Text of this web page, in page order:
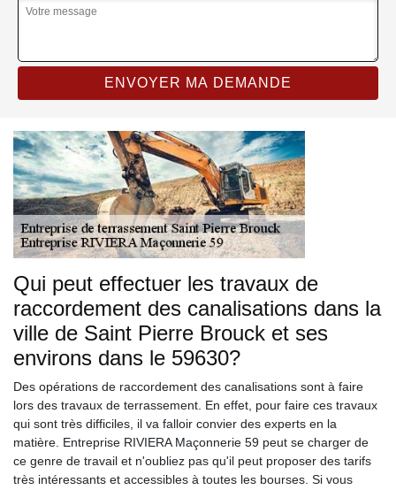
Qui peut effectuer les travaux de
raccordement des canalisations dans la
ville de Saint Pierre Brouck et ses
environs dans le 59630?
Des opérations de raccordement des canalisations sont à faire
lors des travaux de terrassement. En effet, pour faire ces travaux
qui sont très difficiles, il va falloir convier des experts en la
matière. Entreprise RIVIERA Maçonnerie 59 peut se charger de
ce genre de travail et n'oubliez pas qu'il peut proposer des tarifs
très intéressants et accessibles à toutes les bourses. Si vous